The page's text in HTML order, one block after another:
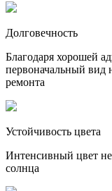
Долговечность
Благодаря хорошей
первоначальный вид
ремонта
Устойчивость цвета
Интенсивный цвет не
солнца